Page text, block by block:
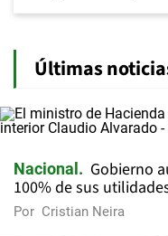
Últimas
Nacional
Gobierno
100% de sus
Por Cristian Neira